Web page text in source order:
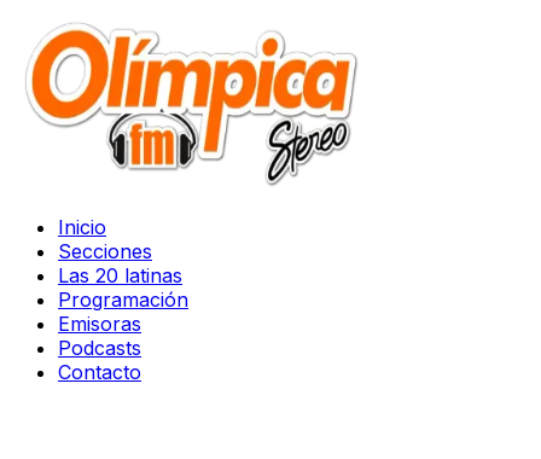
Inicio
Secciones
Las 20 latinas
Programación
Emisoras
Podcasts
Contacto